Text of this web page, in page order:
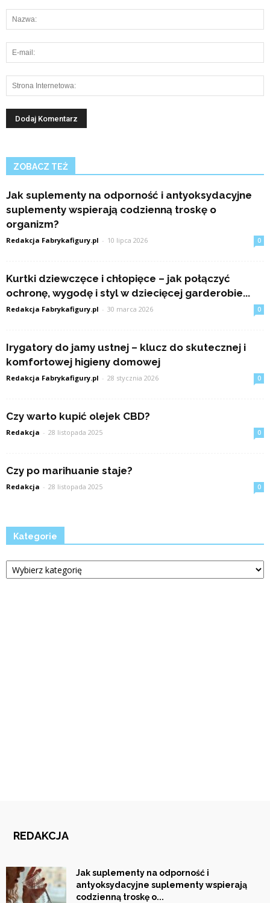
ZOBACZ TEŻ
Jak suplementy na odporność i antyoksydacyjne
suplementy wspierają codzienną troskę o
organizm?
Redakcja Fabrykafigury.pl - 10 lipca 2026 0
Kurtki dziewczęce i chłopięce – jak połączyć
ochronę, wygodę i styl w dziecięcej garderobie...
Redakcja Fabrykafigury.pl - 30 marca 2026 0
Irygatory do jamy ustnej – klucz do skutecznej i
komfortowej higieny domowej
Redakcja Fabrykafigury.pl - 28 stycznia 2026 0
Czy warto kupić olejek CBD?
Redakcja - 28 listopada 2025 0
Czy po marihuanie staje?
Redakcja - 28 listopada 2025 0
Kategorie
Kategorie
REDAKCJA
Jak suplementy na odporność i
antyoksydacyjne suplementy wspierają
codzienną troskę o...